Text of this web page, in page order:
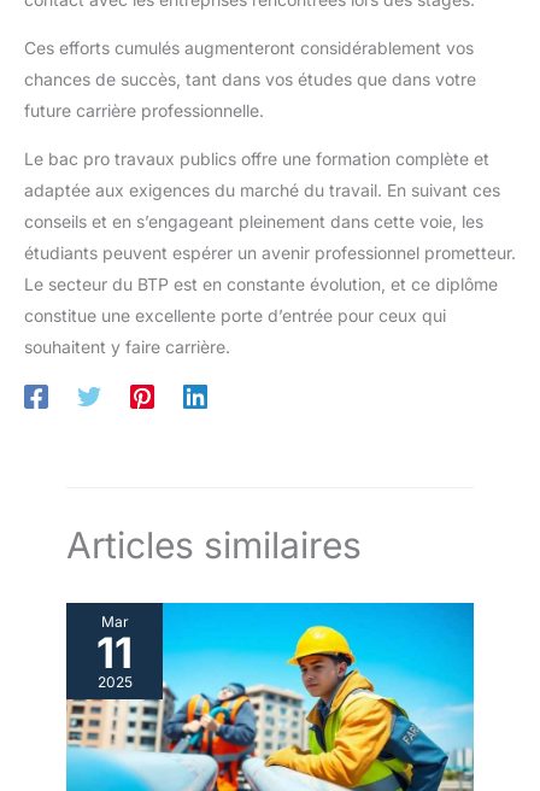
Ces efforts cumulés augmenteront considérablement vos
chances de succès, tant dans vos études que dans votre
future carrière professionnelle.
Le bac pro travaux publics offre une formation complète et
adaptée aux exigences du marché du travail. En suivant ces
conseils et en s’engageant pleinement dans cette voie, les
étudiants peuvent espérer un avenir professionnel prometteur.
Le secteur du BTP est en constante évolution, et ce diplôme
constitue une excellente porte d’entrée pour ceux qui
souhaitent y faire carrière.
Articles similaires
Mar
11
2025